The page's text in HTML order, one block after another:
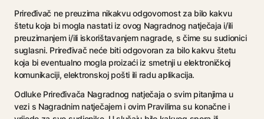
Priređivač ne preuzima nikakvu odgovornost za bilo kakvu
štetu koja bi mogla nastati iz ovog Nagradnog natječaja i/ili
preuzimanjem i/ili iskorištavanjem nagrade, s čime su sudionici
suglasni. Priređivač neće biti odgovoran za bilo kakvu štetu
koja bi eventualno mogla proizaći iz smetnji u elektroničkoj
komunikaciji, elektronskoj pošti ili radu aplikacija.
Odluke Priređivača Nagradnog natječaja o svim pitanjima u
vezi s Nagradnim natječajem i ovim Pravilima su konačne i